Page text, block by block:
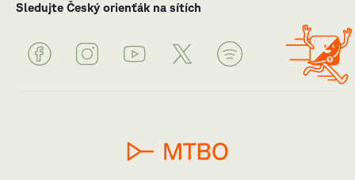
Sledujte Český orienťák na sítích